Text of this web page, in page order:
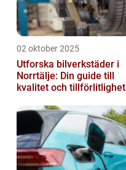
02 oktober 2025
Utforska bilverkstäder i
Norrtälje: Din guide till
kvalitet och tillförlitlighet